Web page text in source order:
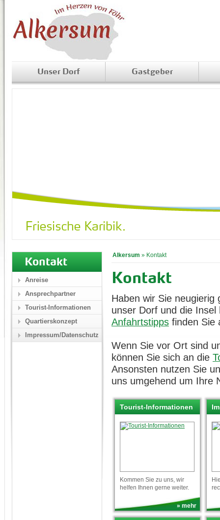
Unser Dorf Gastgeber
Alkersum » Kontakt
Kontakt
Haben wir Sie
unser Dorf und die
Anfahrtstipps finden Sie
Wenn Sie vor Ort sind
können Sie sich an die
Ansonsten nutzen Sie
uns umgehend um Ihre
Tourist-Informationen
Kommen Sie zu uns, wir
helfen Ihnen gerne weiter.
» mehr
Kontakt
Anreise
Ansprechpartner
Tourist-Informationen
Quartierskonzept
Impressum/Datenschutz